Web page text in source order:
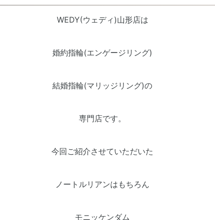
WEDY(ウェディ)山形店は
婚約指輪(エンゲージリング)
結婚指輪(マリッジリング)の
専門店です。
今回ご紹介させていただいた
ノートルリアンはもちろん
モニッケンダム